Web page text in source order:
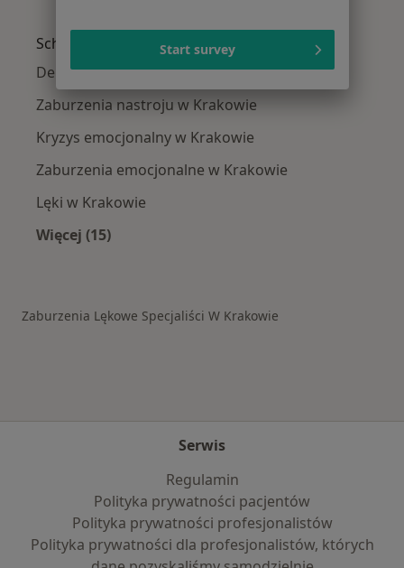
Schorzenia w Krakowie
Depresja w Krakowie
Zaburzenia nastroju w Krakowie
Kryzys emocjonalny w Krakowie
Zaburzenia emocjonalne w Krakowie
Lęki w Krakowie
Więcej (15)
Zaburzenia Lękowe Specjaliści W Krakowie
Serwis
Regulamin
Polityka prywatności pacjentów
Polityka prywatności profesjonalistów
Polityka prywatności dla profesjonalistów, których
Start survey